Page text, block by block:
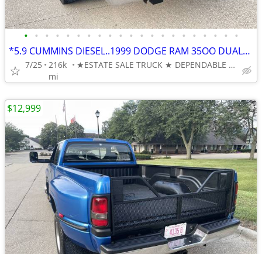
• • • • • • • • • • • • • • • • • • • • •
*5.9 CUMMINS DIESEL..1999 DODGE RAM 35OO DUALLY 1-TON RWD 5-SP. MANUAL
7/25
216k
mi
★ESTATE SALE TRUCK ★ DEPENDABLE and AFFORDABLE...
$12,999